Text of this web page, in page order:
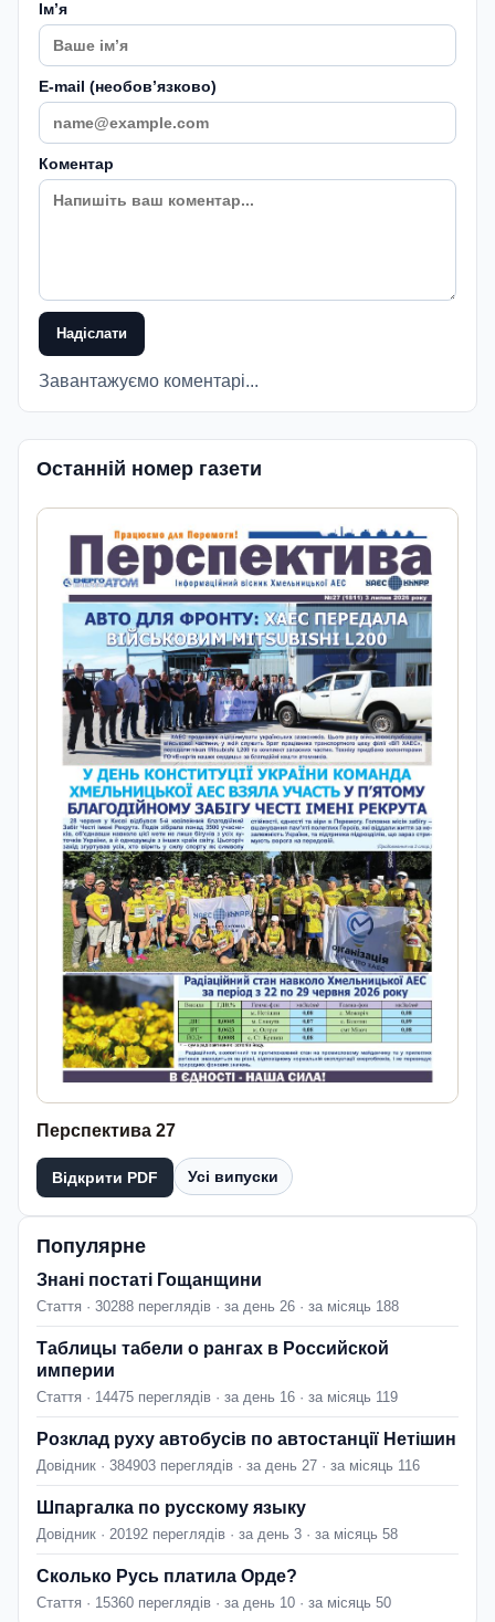
Імʼя
E-mail (необовʼязково)
Коментар
Надіслати
Завантажуємо коментарі...
Останній номер газети
Перспектива 27
Відкрити PDF Усі випуски
Популярне
Знані постаті Гощанщини
Стаття · 30288 переглядів · за день 26 · за місяць 188
Таблицы табели о рангах в Российской
империи
Стаття · 14475 переглядів · за день 16 · за місяць 119
Розклад руху автобусів по автостанції Нетішин
Довідник · 384903 переглядів · за день 27 · за місяць 116
Шпаргалка по русскому языку
Довідник · 20192 переглядів · за день 3 · за місяць 58
Сколько Русь платила Орде?
Стаття · 15360 переглядів · за день 10 · за місяць 50